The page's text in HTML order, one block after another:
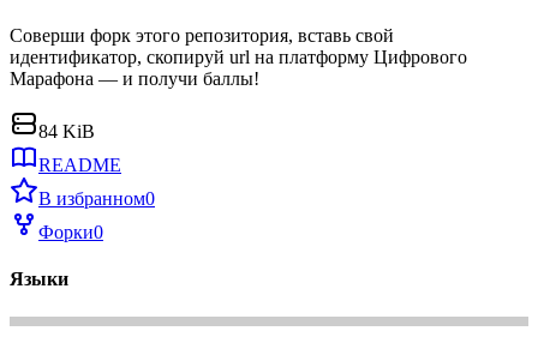
Соверши форк этого репозитория, вставь свой
идентификатор, скопируй url на платформу Цифрового
Марафона — и получи баллы!
84 KiB
README
В избранном0
Форки0
Языки